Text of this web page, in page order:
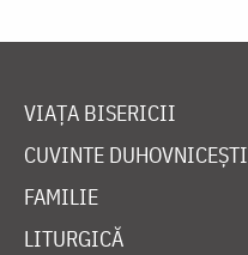
VIAȚA BISERICII
CUVINTE DUHOVNICEȘTI
FAMILIE
LITURGICĂ